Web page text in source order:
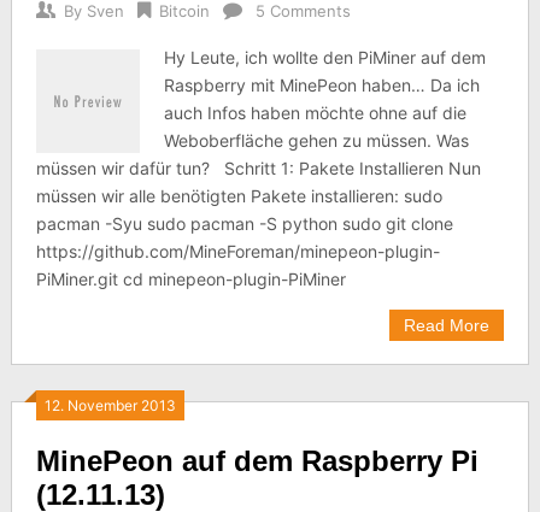
By Sven Bitcoin 5 Comments
Hy Leute, ich wollte den PiMiner auf dem
Raspberry mit MinePeon haben… Da ich
auch Infos haben möchte ohne auf die
Weboberfläche gehen zu müssen. Was
müssen wir dafür tun? Schritt 1: Pakete Installieren Nun
müssen wir alle benötigten Pakete installieren: sudo
pacman -Syu sudo pacman -S python sudo git clone
https://github.com/MineForeman/minepeon-plugin-
PiMiner.git cd minepeon-plugin-PiMiner
Read More
12. November 2013
MinePeon auf dem Raspberry Pi
(12.11.13)